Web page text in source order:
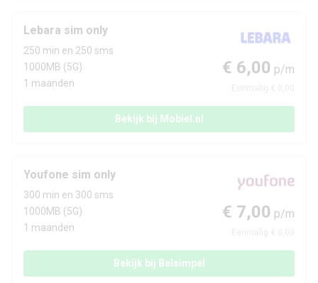
Lebara sim only
250 min en 250 sms
1000MB (5G)
1 maanden
€ 6,00 p/m
Bekijk bij Mobiel.nl
Youfone sim only
300 min en 300 sms
1000MB (5G)
1 maanden
€ 7,00 p/m
Bekijk bij Belsimpel